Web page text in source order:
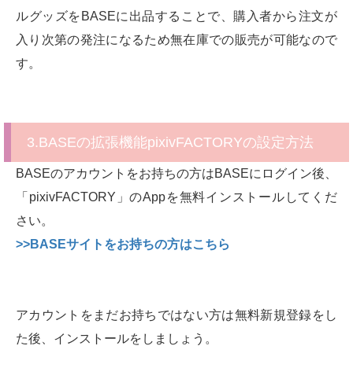
ルグッズをBASEに出品することで、購入者から注文が
入り次第の発注になるため無在庫での販売が可能なので
す。
3.BASEの拡張機能pixivFACTORYの設定方法
BASEのアカウントをお持ちの方はBASEにログイン後、
「pixivFACTORY」のAppを無料インストールしてくだ
さい。
>>BASEサイトをお持ちの方はこちら
アカウントをまだお持ちではない方は無料新規登録をし
た後、インストールをしましょう。